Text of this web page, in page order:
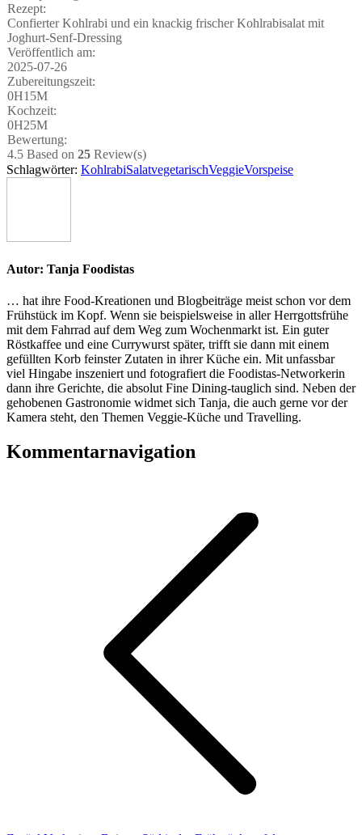
Rezept:
Con­fier­ter Kohl­ra­bi und ein kna­ckig fri­scher Kohl­ra­bi­sa­lat mit
Joghurt-Senf-Dressing
Ver­öf­fent­lich am:
2025-07-26
Zube­rei­tungs­zeit:
0H15M
Koch­zeit:
0H25M
Bewer­tung:
4.5 Based on 25 Review(s)
Schlagwörter: KohlrabiSalatvegetarischVeggieVorspeise
Autor: Tanja Foodistas
… hat ihre Food-Kreationen und Blogbeiträge meist schon vor dem
Frühstück im Kopf. Wenn sie beispielsweise in aller Herrgottsfrühe
mit dem Fahrrad auf dem Weg zum Wochenmarkt ist. Ein guter
Röstkaffee und eine Currywurst später, trifft sie dann mit einem
gefüllten Korb feinster Zutaten in ihrer Küche ein. Mit unfassbar
viel Hingabe inszeniert und fotografiert die Foodistas-Networkerin
dann ihre Gerichte, die absolut Fine Dining-tauglich sind. Neben der
gehobenen Gastronomie widmet sich Tanja, die auch gerne vor der
Kamera steht, den Themen Veggie-Küche und Travelling.
Kommentarnavigation